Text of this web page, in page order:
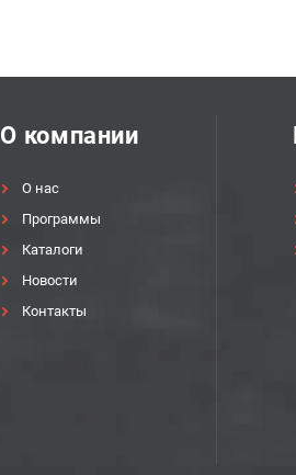
О компании
О нас
Программы
Каталоги
Новости
Контакты